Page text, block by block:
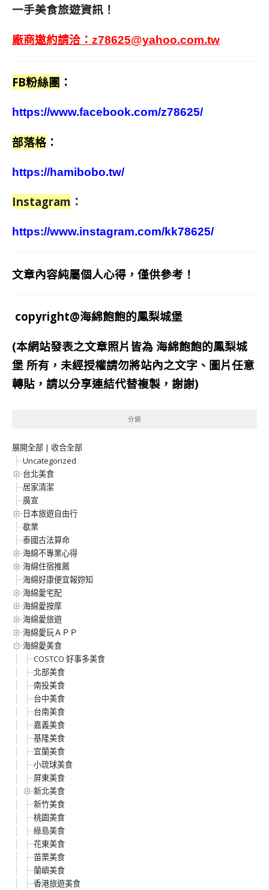
一手美食旅遊資訊！
廠商邀約請洽： z78625@yahoo.com.tw
FB粉絲團 ：
https://www.facebook.com/z78625/
部落格 ：
https://hamibobo.tw/
Instagram ：
https://www.instagram.com/kk78625/
文章內容純屬個人心得，僅供參考！
copyright@海綿飽飽的鳳梨城堡
(本網站發表之文章照片皆為 海綿飽飽的鳳梨城
堡 所有，未經授權請勿將站內之文字、圖片任意
轉貼，請以分享連結代替複製，謝謝)
分類
展開全部 | 收合全部
Uncategorized
台北美食
居家清潔
廣宣
日本旅遊自由行
歇業
泰國古法算命
海綿不專業心得
海綿住宿推薦
海綿好康便宜報妳知
海綿愛宅配
海綿愛按摩
海綿愛旅遊
海綿愛玩ＡＰＰ
海綿愛美食
COSTCO 好事多美食
北部美食
南投美食
台中美食
台南美食
嘉義美食
基隆美食
宜蘭美食
小琉球美食
屏東美食
新北美食
新竹美食
桃園美食
綠島美食
花東美食
苗栗美食
蘭嶼美食
香港旅遊美食